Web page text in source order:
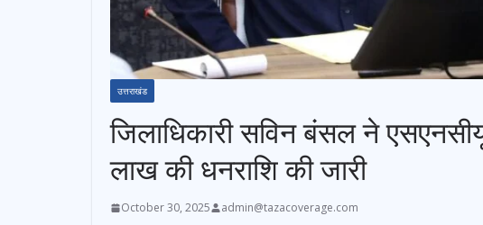
उत्तराखंड
जिलाधिकारी सविन बंसल ने
लाख की धनराशि की जारी
October 30, 2025 admin@tazacoverage.com